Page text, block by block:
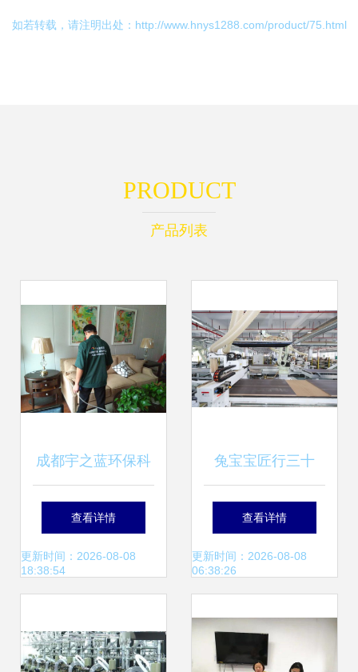
如若转载，请注明出处：http://www.hnys1288.com/product/75.html
PRODUCT
产品列表
成都宇之蓝环保科
技 绿色科技与家政
服务的跨界典范
查看详情
更新时间：2026-08-08
18:38:54
兔宝宝匠行三十
载，为家装品质保
驾护航
查看详情
更新时间：2026-08-08
06:38:26